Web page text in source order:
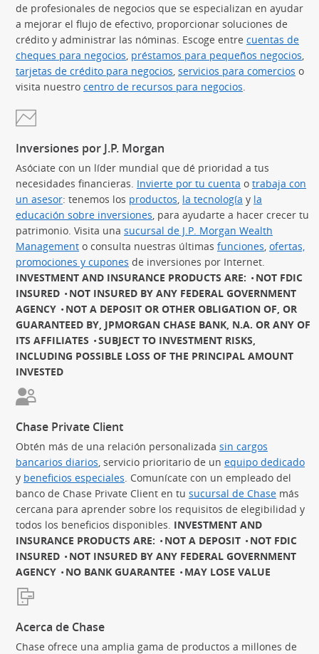
de profesionales de negocios que se especializan en ayudar
a mejorar el flujo de efectivo, proporcionar soluciones de
crédito y administrar las nóminas. Escoge entre cuentas de
cheques para negocios préstamos para pequeños negocios
tarjetas de crédito para negocios (Se abre en superposición)
servicios para comercios (Se
o
visita nuestro centro de recursos para negocios
Inversiones por J.P. Morgan
Asóciate con un líder mundial que dé prioridad a tus
necesidades financieras. Invierte por tu cuenta (Se abre en
o trabaja con
un asesor(Se abre en superposición)
: tenemos los productos (Se abre en superposición)
la tecnología (Se abre en
y la
educación sobre inversiones (Se abre en superposición)
, para ayudarte a hacer crecer tu
patrimonio. Visita una sucursal de J.P. Morgan Wealth
Management (Se abre en superposición)
o consulta nuestras últimas funciones (Se abre
ofertas,
promociones y cupones (Se abre en superposición)
de inversiones por Internet.
INVESTMENT AND INSURANCE PRODUCTS ARE:
NOT FDIC
INSURED
NOT INSURED BY ANY FEDERAL GOVERNMENT
AGENCY
NOT A DEPOSIT OR OTHER OBLIGATION OF, OR
GUARANTEED BY, JPMORGAN CHASE BANK, N.A. OR ANY OF
ITS AFFILIATES
SUBJECT TO INVESTMENT RISKS,
INCLUDING POSSIBLE LOSS OF THE PRINCIPAL AMOUNT
INVESTED
Chase Private Client
Obtén más de una relación personalizada sin cargos
bancarios diarios (Se abre en superposición)
, servicio prioritario de un equipo dedicado
y beneficios especiales (Se abre en superposición)
. Comunícate con un empleado del
banco de Chase Private Client en tu sucursal de Chase más
cercana para aprender sobre los requisitos de elegibilidad y
todos los beneficios disponibles. INVESTMENT AND
INSURANCE PRODUCTS ARE:
NOT A DEPOSIT
NOT FDIC
INSURED
NOT INSURED BY ANY FEDERAL GOVERNMENT
AGENCY
NO BANK GUARANTEE MAY LOSE VALUE
Acerca de Chase
Chase ofrece una amplia gama de productos a millones de